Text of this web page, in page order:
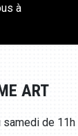
à
ART
samedi de